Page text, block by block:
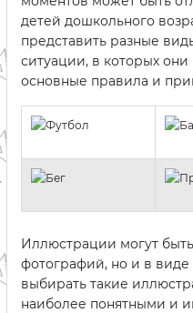
детей дошкольного
представить разные
ситуации, в которых они
основные правила и
Иллюстрации могут
фотографий, но и в
выбирать такие
наиболее понятными и